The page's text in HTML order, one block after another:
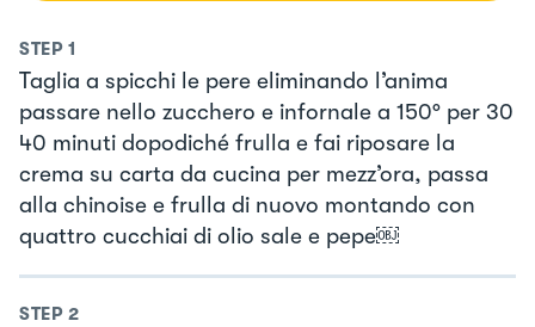
STEP 1
Taglia a spicchi le pere eliminando l’anima
passare nello zucchero e infornale a 150° per 30
40 minuti dopodiché frulla e fai riposare la
crema su carta da cucina per mezz’ora, passa
alla chinoise e frulla di nuovo montando con
quattro cucchiai di olio sale e pepe￼
STEP 2